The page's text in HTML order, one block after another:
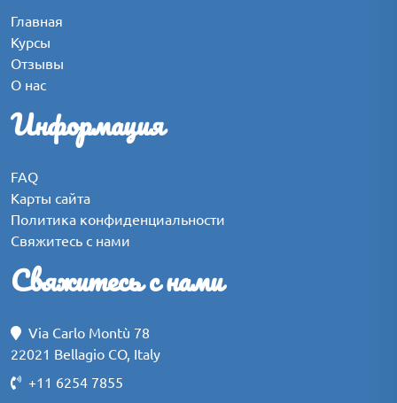
Главная
Курсы
Отзывы
О нас
Информация
FAQ
Карты сайта
Политика конфиденциальности
Свяжитесь с нами
Свяжитесь с нами
Via Carlo Montù 78
22021 Bellagio CO, Italy
+11 6254 7855